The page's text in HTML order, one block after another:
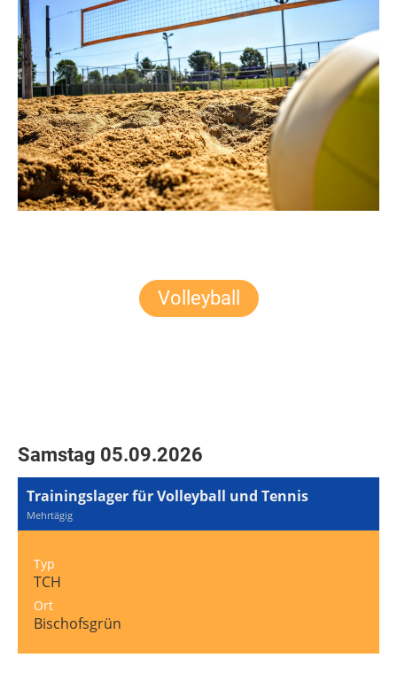
Volleyball
Samstag 05.09.2026
Trainingslager für Volleyball und Tennis
Mehrtägig
Typ
TCH
Ort
Bischofsgrün